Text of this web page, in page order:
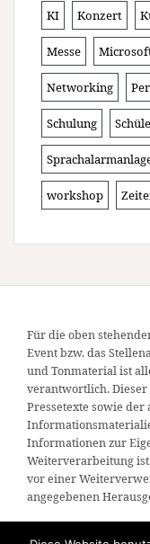
KI Konzert
Messe
Networking
Schulung
workshop
Für die oben
Event bzw. das
und Tonmaterial ist
verantwortlich. Dieser
Pressetexte sowie der
Informationen zur
Weiterverarbeitung
vor einer
angegebenen